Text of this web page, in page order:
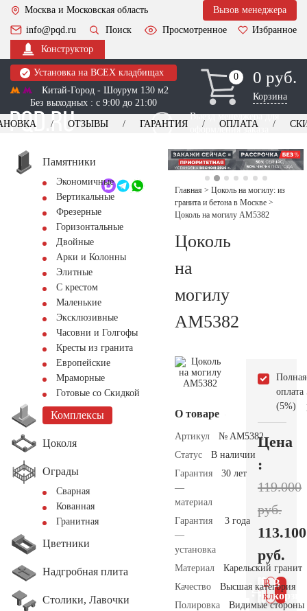
Москва и Московская область
Вызов менеджера
info@pqd.ru
Поиск Просмотренное
Избранное
Конструктор
Установка на ВСЕХ кладбищах
Китай-Город - Шоурум 130 м2
Без выходных : с 9:00 до 21:00
0
0 0 руб.
Корзина
Выезд менеджера для
оформления заказа
+7 (495) 518-44-23
Обратный звонок
ОТЗЫВЫ ГАРАНТИЯ ОПЛАТА
Памятники
Экономичные
Вертикальные
Фрезерные
Горизонтальные
Двойные
Арки и Колонны
Элитные
С крестом
Маленькие
Эксклюзивные
Часовни и Голгофы
Кресты из гранита
Европейские
Мраморные
Готовые со Скидкой
Комплексы
Цоколя
Ограды
Сварная
Кованная
Гранитная
Цветники
Надгробная плита
Столики, Лавочки
Главная > Цоколь на могилу: из
гранита и бетона в Москве >
Цоколь на могилу AM5382
Цоколь
на
могилу
AM5382
О товаре
Артикул
№ AM5382
Статус
В наличии
Гарантия
—
материал
30 лет
Гарантия
—
установка
3 года
Материал
Карельский гранит
Качество
Высшая категория
Полировка
Видимые стороны
Полная
оплата
(5%)
Цена
:
119.000
руб.
113.100
руб.
В
В 1
клик